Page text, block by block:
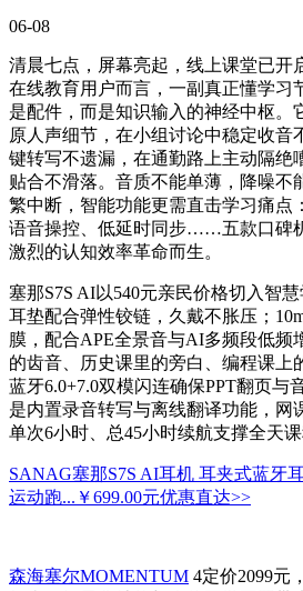
06-08
清晨七点，屏幕亮起，线上课堂已
在线教育用户而言，一副真正懂学习
是配件，而是知识输入的神经中枢。
原人声细节，在小组讨论中稳定收音
键转写不遗漏，在通勤路上主动隔绝
贴合不滑落。音质不能单薄，降噪不
繁中断，智能功能更需直击学习痛点
语音操控、低延时同步……五款口碑
激烈的认知效率革命而生。
塞那S7S AI以540元亲民价格切入智
耳垫配合弹性铰链，久戴不胀压；
膜，配合APE全景音与AI多频段低频
的齿音、历史课里的旁白、编程课上
蓝牙6.0+7.0双模闪连确保PPT翻页与
是内置录音转写与离线翻译功能，网
单次6小时、总45小时续航支撑全天课
SANAG塞那S7S AI耳机 耳夹式蓝牙
运动跑... ￥699.00元优惠直达>>
森海塞尔MOMENTUM 4定价2099元